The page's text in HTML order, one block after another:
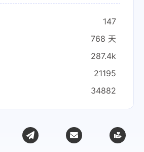
147
768 天
287.4k
21195
34882